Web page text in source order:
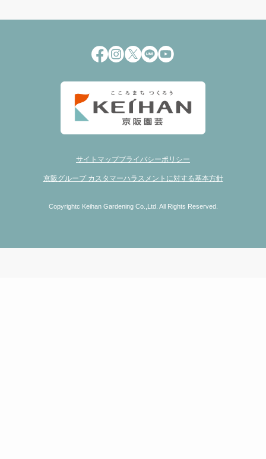
サイトマッププライバシーポリシー
京阪グループ カスタマーハラスメントに対する基本方針
Copyrightc Keihan Gardening Co.,Ltd. All Rights Reserved.